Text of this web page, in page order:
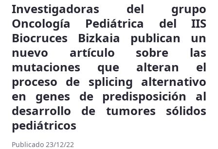
Investigadoras del grupo
Oncología Pediátrica del IIS
Biocruces Bizkaia publican un
nuevo artículo sobre las
mutaciones que alteran el
proceso de splicing alternativo
en genes de predisposición al
desarrollo de tumores sólidos
pediátricos
Publicado 23/12/22